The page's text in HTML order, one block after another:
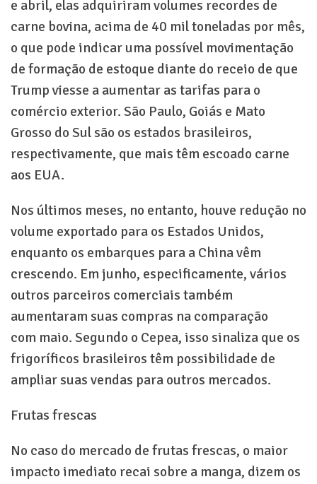
e abril, elas adquiriram volumes recordes de
carne bovina, acima de 40 mil toneladas por mês,
o que pode indicar uma possível movimentação
de formação de estoque diante do receio de que
Trump viesse a aumentar as tarifas para o
comércio exterior. São Paulo, Goiás e Mato
Grosso do Sul são os estados brasileiros,
respectivamente, que mais têm escoado carne
aos EUA.
Nos últimos meses, no entanto, houve redução no
volume exportado para os Estados Unidos,
enquanto os embarques para a China vêm
crescendo. Em junho, especificamente, vários
outros parceiros comerciais também
aumentaram suas compras na comparação
com maio. Segundo o Cepea, isso sinaliza que os
frigoríficos brasileiros têm possibilidade de
ampliar suas vendas para outros mercados.
Frutas frescas
No caso do mercado de frutas frescas, o maior
impacto imediato recai sobre a manga, dizem os